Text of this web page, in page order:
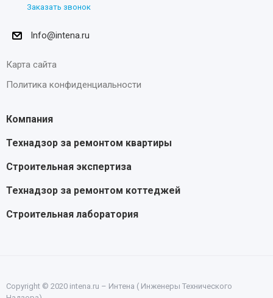
Заказать звонок
Info@intena.ru
Карта сайта
Политика конфиденциальности
Компания
Технадзор за ремонтом квартиры
Строительная экспертиза
Технадзор за ремонтом коттеджей
Строительная лаборатория
Copyright © 2020 intena.ru – Интена ( Инженеры Технического